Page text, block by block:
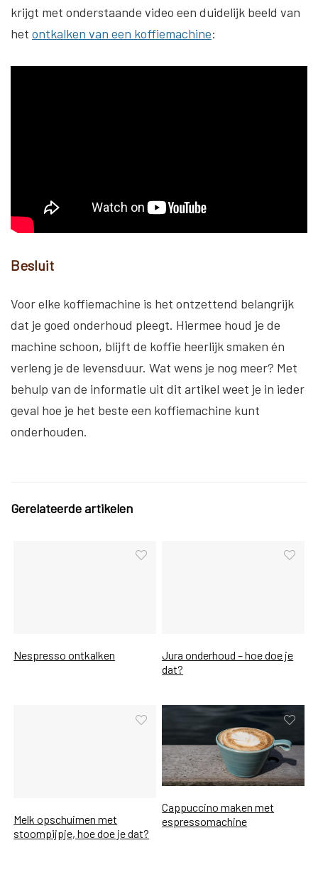
krijgt met onderstaande video een duidelijk beeld van
het ontkalken van een koffiemachine:
Besluit
Voor elke koffiemachine is het ontzettend belangrijk
dat je goed onderhoud pleegt. Hiermee houd je de
machine schoon, blijft de koffie heerlijk smaken én
verleng je de levensduur. Wat wens je nog meer? Met
behulp van de informatie uit dit artikel weet je in ieder
geval hoe je het beste een koffiemachine kunt
onderhouden.
Gerelateerde artikelen
Nespresso ontkalken
Jura onderhoud – hoe doe je
dat?
Melk opschuimen met
stoompijpje, hoe doe je dat?
Cappuccino maken met
espressomachine